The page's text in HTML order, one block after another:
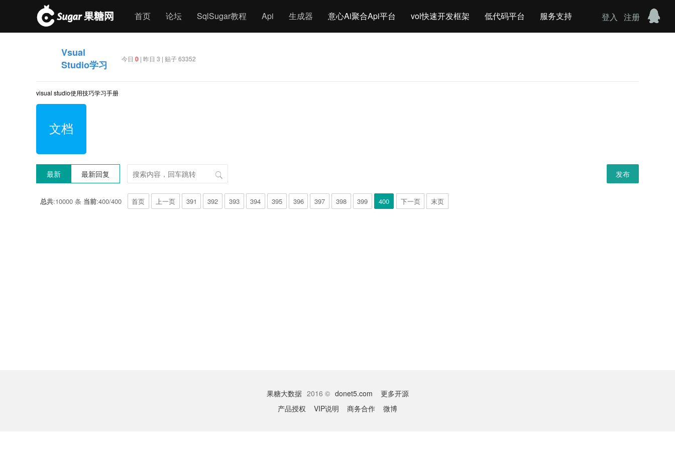
首页 论坛 SqlSugar教程 Api 生成器 意心Ai聚合Api平台 vol快速开发框架 低代码平台 服务支持 登入 注册
Vsual
Studio学习
今日 0 | 昨日 3 | 贴子 63352
visual studio使用技巧学习手册
文档
最新 最新回复 发布
总共:10000 条 当前:400/400 首页 上一页 391 392 393 394 395 396 397 398 399 400 下一页 末页
果糖大数据 2016 © donet5.com
更多开源
产品授权
VIP说明 商务合作 微博